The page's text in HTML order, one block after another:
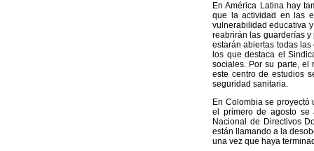
En América Latina hay
que la actividad en las
vulnerabilidad educativa
reabrirán las guarderías
estarán abiertas todas
los que destaca el
sociales. Por su parte, el
este centro de estudios
seguridad sanitaria.
En Colombia se
el primero de agosto se
Nacional de Directivos
están llamando a la
una vez que haya